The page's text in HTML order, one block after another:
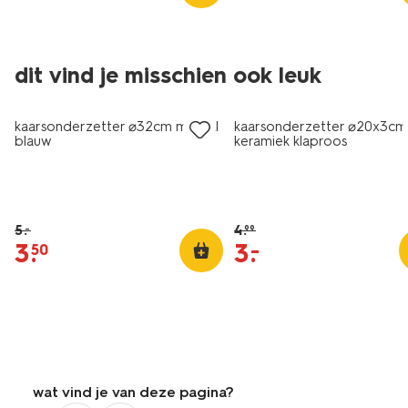
dit vind je misschien ook leuk
sale
kaarsonderzetter ⌀32cm metaal
blauw
5.–
3.
50
korting
kaarsonderzetter ⌀20x3cm
keramiek klaproos
4.99
3.
–
wat vind je van deze pagina?